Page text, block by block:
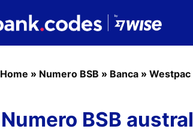
Home » Numero BSB » Banca » Westpac
Numero BSB